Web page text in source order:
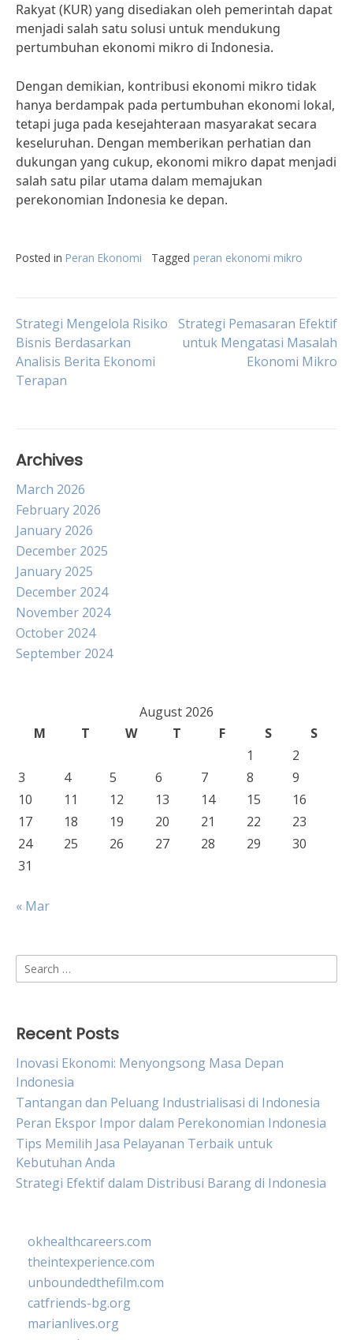
Rakyat (KUR) yang disediakan oleh pemerintah dapat
menjadi salah satu solusi untuk mendukung
pertumbuhan ekonomi mikro di Indonesia.
Dengan demikian, kontribusi ekonomi mikro tidak
hanya berdampak pada pertumbuhan ekonomi lokal,
tetapi juga pada kesejahteraan masyarakat secara
keseluruhan. Dengan memberikan perhatian dan
dukungan yang cukup, ekonomi mikro dapat menjadi
salah satu pilar utama dalam memajukan
perekonomian Indonesia ke depan.
Posted in Peran Ekonomi Tagged peran ekonomi mikro
Post
navigation
Strategi Mengelola Risiko
Bisnis Berdasarkan
Analisis Berita Ekonomi
Terapan
Strategi Pemasaran Efektif
untuk Mengatasi Masalah
Ekonomi Mikro
Archives
March 2026
February 2026
January 2026
December 2025
January 2025
December 2024
November 2024
October 2024
September 2024
August 2026
M
T W T F S
S
1
2
3
4 5 6 7 8
9
10
11 12 13 14 15
16
17
18 19 20 21 22
23
24
25 26 27 28 29
30
31
« Mar
Search
for:
Recent Posts
Inovasi Ekonomi: Menyongsong Masa Depan
Indonesia
Tantangan dan Peluang Industrialisasi di Indonesia
Peran Ekspor Impor dalam Perekonomian Indonesia
Tips Memilih Jasa Pelayanan Terbaik untuk
Kebutuhan Anda
Strategi Efektif dalam Distribusi Barang di Indonesia
okhealthcareers.com
theintexperience.com
unboundedthefilm.com
catfriends-bg.org
marianlives.org